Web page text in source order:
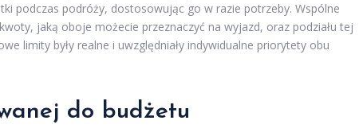
podczas podróży, dostosowując go w razie potrzeby. Wspólne
jaką oboje możecie przeznaczyć na wyjazd, oraz podziału tej
limity były realne i uwzględniały indywidualne priorytety obu
do budżetu